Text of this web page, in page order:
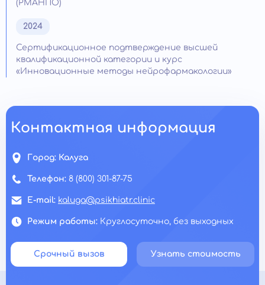
(РМАНПО)
2024
Сертификационное подтверждение высшей
квалификационной категории и курс
«Инновационные методы нейрофармакологии»
Контактная информация
Город: Калуга
Телефон: 8 (800) 301-87-75
E-mail: kaluga@psikhiatr.clinic
Режим работы: Круглосуточно, без выходных
Срочный вызов Узнать стоимость